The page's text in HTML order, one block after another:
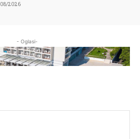
2026
- Oglasi-